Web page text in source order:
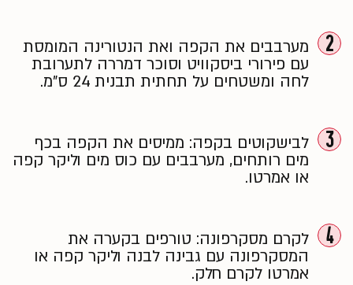
2
מערבבים את הקפה ואת הנטורינה המומסת
עם פירורי ביסקוויט וסוכר דמררה לתערובת
לחה ומשטחים על תחתית תבנית 24 ס"מ.
3
לבישקוטים בקפה: ממיסים את הקפה בכף
מים רותחים, מערבבים עם כוס מים וליקר קפה
או אמרטו.
4
לקרם מסקרפונה: טורפים בקערה את
המסקרפונה עם גבינה לבנה וליקר קפה או
אמרטו לקרם חלק.